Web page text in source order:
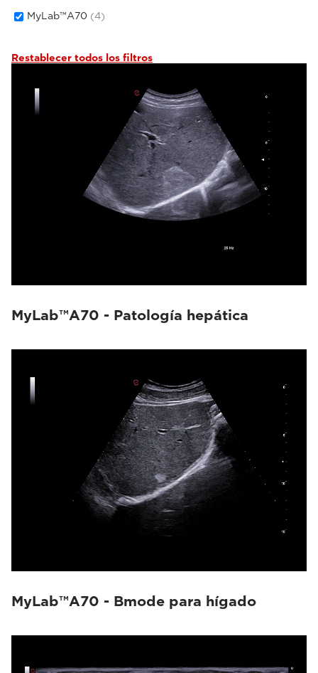
MyLab™A70 (4)
Restablecer todos los filtros
MyLab™A70 - Patología hepática
MyLab™A70 - Bmode para hígado